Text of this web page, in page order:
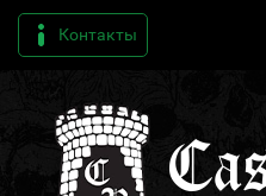
Контакты